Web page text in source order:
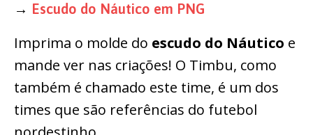
→ Escudo do Náutico em PNG
Imprima o molde do escudo do Náutico e
mande ver nas criações! O Timbu, como
também é chamado este time, é um dos
times que são referências do futebol